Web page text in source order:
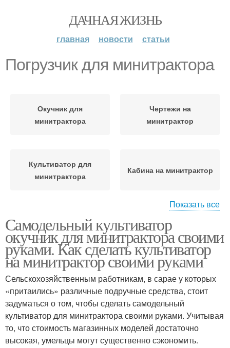
ДАЧНАЯ ЖИЗНЬ
главная новости статьи
Погрузчик для минитрактора
Окучник для
минитрактора
Чертежи на
минитрактор
Культиватор для
минитрактора
Кабина на минитрактор
Плуг для минитрактора
минитрактор
Самодельный
погрузчик
Самодельные
погрузчики
Погрузчик на
минитрактор
Руки на минитрактор
Показать все
Самодельный культиватор
окучник для минитрактора своими
руками. Как сделать культиватор
на минитрактор своими руками
Сельскохозяйственным работникам, в сарае у которых
«притаились» различные подручные средства, стоит
задуматься о том, чтобы сделать самодельный
культиватор для минитрактора своими руками. Учитывая
то, что стоимость магазинных моделей достаточно
высокая, умельцы могут существенно сэкономить.